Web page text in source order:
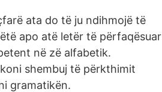
ata do të ju ndihmojë të
apo atë letër të përfaqësuar
në zë alfabetik.
shembuj të përkthimit
gramatikën.